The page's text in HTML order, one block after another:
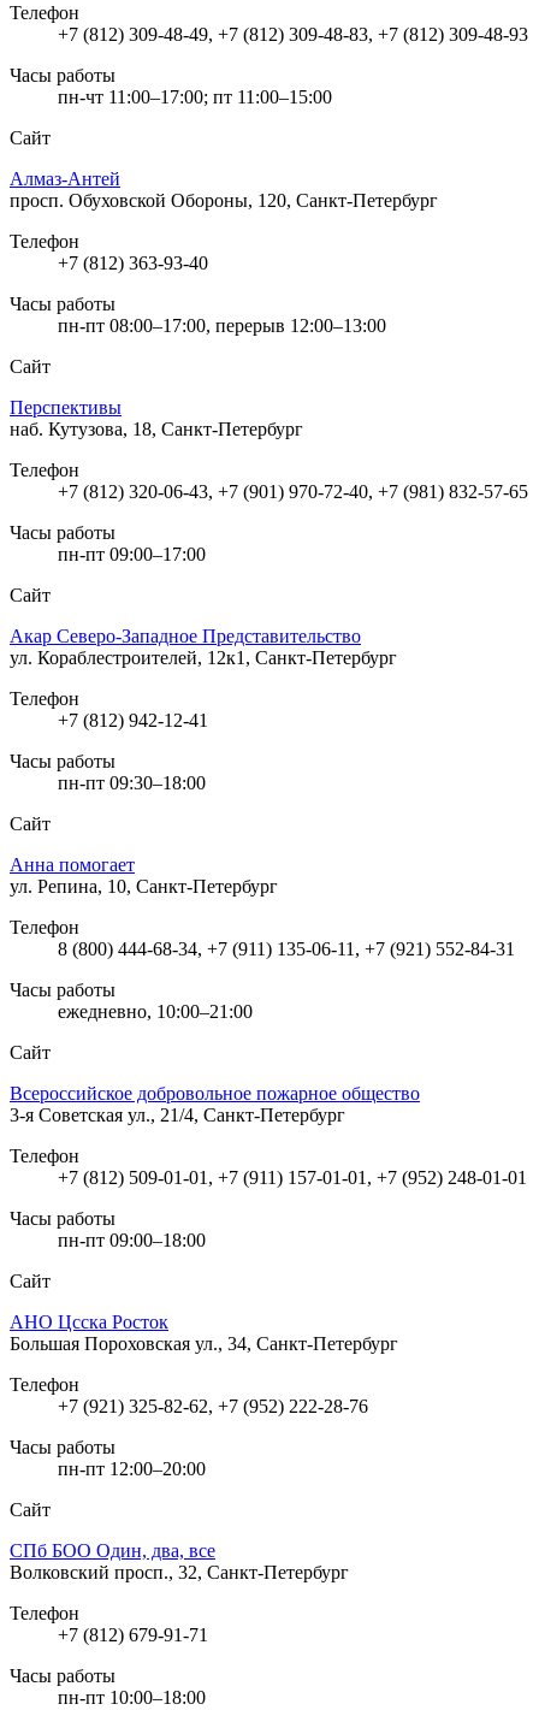
Телефон
+7 (812) 309-48-49, +7 (812) 309-48-83, +7 (812) 309-48-93
Часы работы
пн-чт 11:00–17:00; пт 11:00–15:00
Сайт
Алмаз-Антей
просп. Обуховской Обороны, 120, Санкт-Петербург
Телефон
+7 (812) 363-93-40
Часы работы
пн-пт 08:00–17:00, перерыв 12:00–13:00
Сайт
Перспективы
наб. Кутузова, 18, Санкт-Петербург
Телефон
+7 (812) 320-06-43, +7 (901) 970-72-40, +7 (981) 832-57-65
Часы работы
пн-пт 09:00–17:00
Сайт
Акар Северо-Западное Представительство
ул. Кораблестроителей, 12к1, Санкт-Петербург
Телефон
+7 (812) 942-12-41
Часы работы
пн-пт 09:30–18:00
Сайт
Анна помогает
ул. Репина, 10, Санкт-Петербург
Телефон
8 (800) 444-68-34, +7 (911) 135-06-11, +7 (921) 552-84-31
Часы работы
ежедневно, 10:00–21:00
Сайт
Всероссийское добровольное пожарное общество
3-я Советская ул., 21/4, Санкт-Петербург
Телефон
+7 (812) 509-01-01, +7 (911) 157-01-01, +7 (952) 248-01-01
Часы работы
пн-пт 09:00–18:00
Сайт
АНО Цсска Росток
Большая Пороховская ул., 34, Санкт-Петербург
Телефон
+7 (921) 325-82-62, +7 (952) 222-28-76
Часы работы
пн-пт 12:00–20:00
Сайт
СПб БОО Один, два, все
Волковский просп., 32, Санкт-Петербург
Телефон
+7 (812) 679-91-71
Часы работы
пн-пт 10:00–18:00